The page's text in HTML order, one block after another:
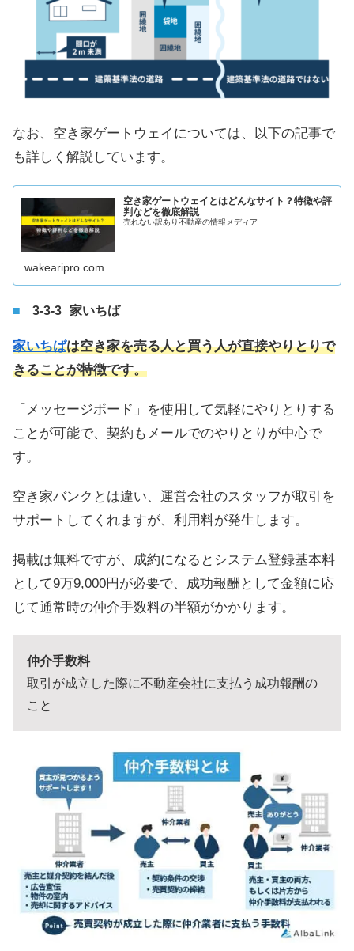
なお、空き家ゲートウェイについては、以下の記事で
も詳しく解説しています。
空き家ゲートウェイとはどんなサイト？特徴や評
判などを徹底解説
売れない訳あり不動産の情報メディア
wakearipro.com
家いちば
家いちばは空き家を売る人と買う人が直接やりとりで
きることが特徴です。
「メッセージボード」を使用して気軽にやりとりする
ことが可能で、契約もメールでのやりとりが中心で
す。
空き家バンクとは違い、運営会社のスタッフが取引を
サポートしてくれますが、利用料が発生します。
掲載は無料ですが、成約になるとシステム登録基本料
として9万9,000円が必要で、成功報酬として金額に応
じて通常時の仲介手数料の半額がかかります。
仲介手数料
取引が成立した際に不動産会社に支払う成功報酬の
こと